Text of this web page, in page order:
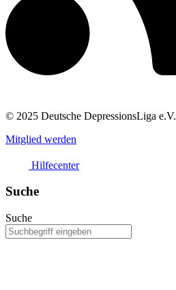
© 2025 Deutsche DepressionsLiga e.V.
Mitglied werden
Hilfecenter
Suche
Suche